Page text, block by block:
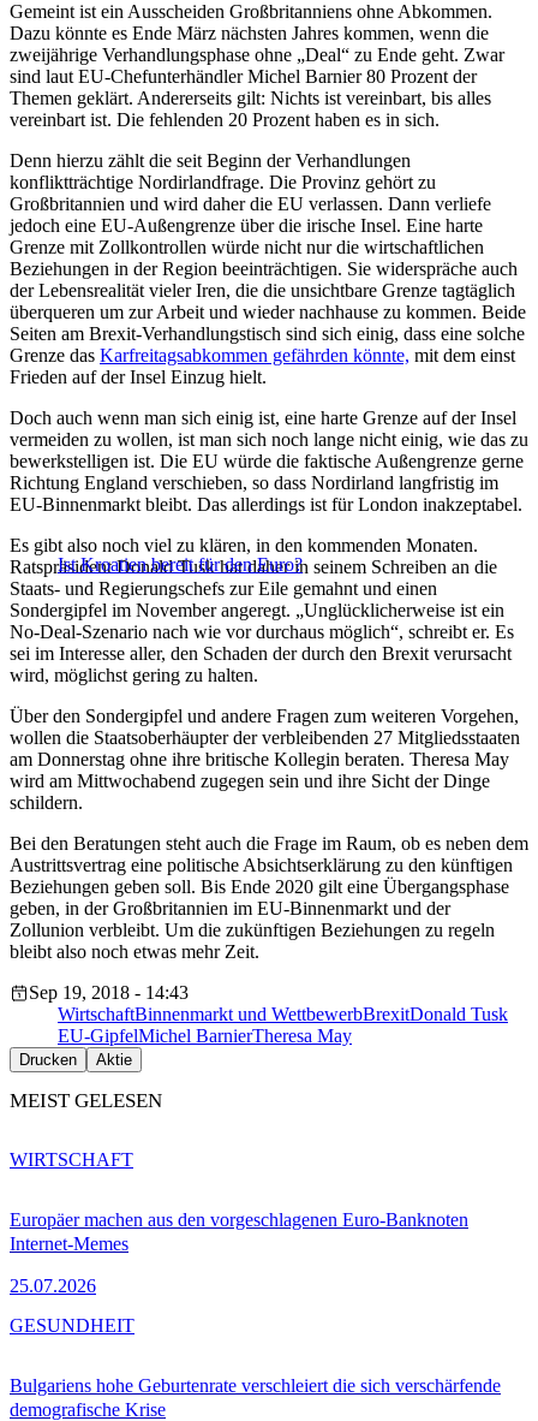
Gemeint ist ein Ausscheiden Großbritanniens ohne Abkommen.
Dazu könnte es Ende März nächsten Jahres kommen, wenn die
zweijährige Verhandlungsphase ohne „Deal“ zu Ende geht. Zwar
sind laut EU-Chefunterhändler Michel Barnier 80 Prozent der
Themen geklärt. Andererseits gilt: Nichts ist vereinbart, bis alles
vereinbart ist. Die fehlenden 20 Prozent haben es in sich.
Denn hierzu zählt die seit Beginn der Verhandlungen
konfliktträchtige Nordirlandfrage. Die Provinz gehört zu
Großbritannien und wird daher die EU verlassen. Dann verliefe
jedoch eine EU-Außengrenze über die irische Insel. Eine harte
Grenze mit Zollkontrollen würde nicht nur die wirtschaftlichen
Beziehungen in der Region beeinträchtigen. Sie widerspräche auch
der Lebensrealität vieler Iren, die die unsichtbare Grenze tagtäglich
überqueren um zur Arbeit und wieder nachhause zu kommen. Beide
Seiten am Brexit-Verhandlungstisch sind sich einig, dass eine solche
Grenze das Karfreitagsabkommen gefährden könnte, mit dem einst
Frieden auf der Insel Einzug hielt.
Doch auch wenn man sich einig ist, eine harte Grenze auf der Insel
vermeiden zu wollen, ist man sich noch lange nicht einig, wie das zu
bewerkstelligen ist. Die EU würde die faktische Außengrenze gerne
Richtung England verschieben, so dass Nordirland langfristig im
EU-Binnenmarkt bleibt. Das allerdings ist für London inakzeptabel.
Ist Kroatien bereit für den Euro?
Es gibt also noch viel zu klären, in den kommenden Monaten.
Ratspräsident Donald Tusk hat daher in seinem Schreiben an die
Staats- und Regierungschefs zur Eile gemahnt und einen
Sondergipfel im November angeregt. „Unglücklicherweise ist ein
No-Deal-Szenario nach wie vor durchaus möglich“, schreibt er. Es
sei im Interesse aller, den Schaden der durch den Brexit verursacht
wird, möglichst gering zu halten.
Über den Sondergipfel und andere Fragen zum weiteren Vorgehen,
wollen die Staatsoberhäupter der verbleibenden 27 Mitgliedsstaaten
am Donnerstag ohne ihre britische Kollegin beraten. Theresa May
wird am Mittwochabend zugegen sein und ihre Sicht der Dinge
schildern.
Bei den Beratungen steht auch die Frage im Raum, ob es neben dem
Austrittsvertrag eine politische Absichtserklärung zu den künftigen
Beziehungen geben soll. Bis Ende 2020 gilt eine Übergangsphase
geben, in der Großbritannien im EU-Binnenmarkt und der
Zollunion verbleibt. Um die zukünftigen Beziehungen zu regeln
bleibt also noch etwas mehr Zeit.
Sep 19, 2018 - 14:43
WirtschaftBinnenmarkt und WettbewerbBrexitDonald Tusk
EU-GipfelMichel BarnierTheresa May
Drucken Aktie
MEIST GELESEN
Europäer machen aus den vorgeschlagenen Euro-Banknoten
Internet-Memes
25.07.2026
WIRTSCHAFT
Bulgariens hohe Geburtenrate verschleiert die sich verschärfende
demografische Krise
GESUNDHEIT